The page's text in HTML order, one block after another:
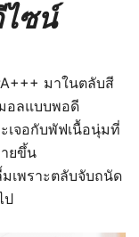
ไซน์
มาในตลับสี
อลแบบพอดี
เจอกับพัฟเนื้อนุ่มที่
ยขึ้น
เพราะตลับจับถนัด
ป